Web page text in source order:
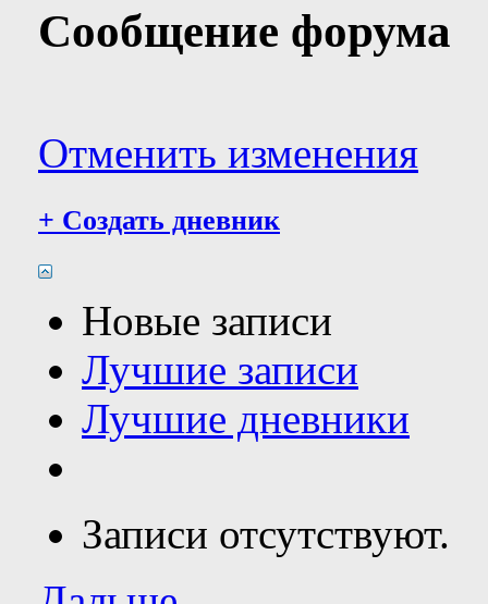
Сообщение форума
Отменить изменения
+ Создать дневник
Новые записи
Лучшие записи
Лучшие дневники
Записи отсутствуют.